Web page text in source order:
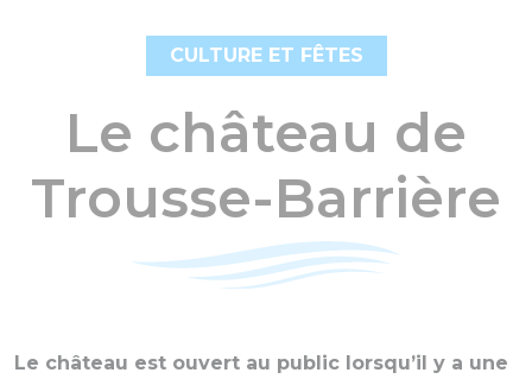
CULTURE ET FÊTES
Le château de
Trousse-Barrière
Le château est ouvert au public lorsqu’il y a une